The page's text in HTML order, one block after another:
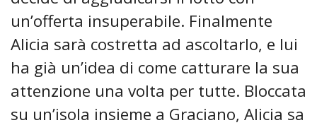
un’offerta insuperabile. Finalmente
Alicia sarà costretta ad ascoltarlo, e lui
ha già un’idea di come catturare la sua
attenzione una volta per tutte. Bloccata
su un’isola insieme a Graciano, Alicia sa